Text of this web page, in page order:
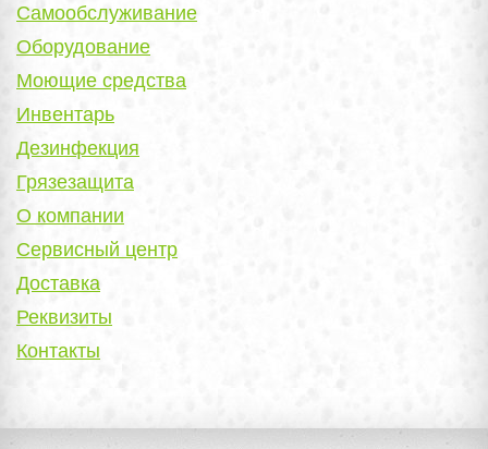
Самообслуживание
Оборудование
Моющие средства
Инвентарь
Дезинфекция
Грязезащита
О компании
Сервисный центр
Доставка
Реквизиты
Контакты